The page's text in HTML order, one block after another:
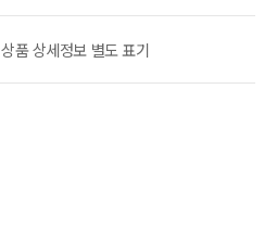
상품 상세정보 별도 표기